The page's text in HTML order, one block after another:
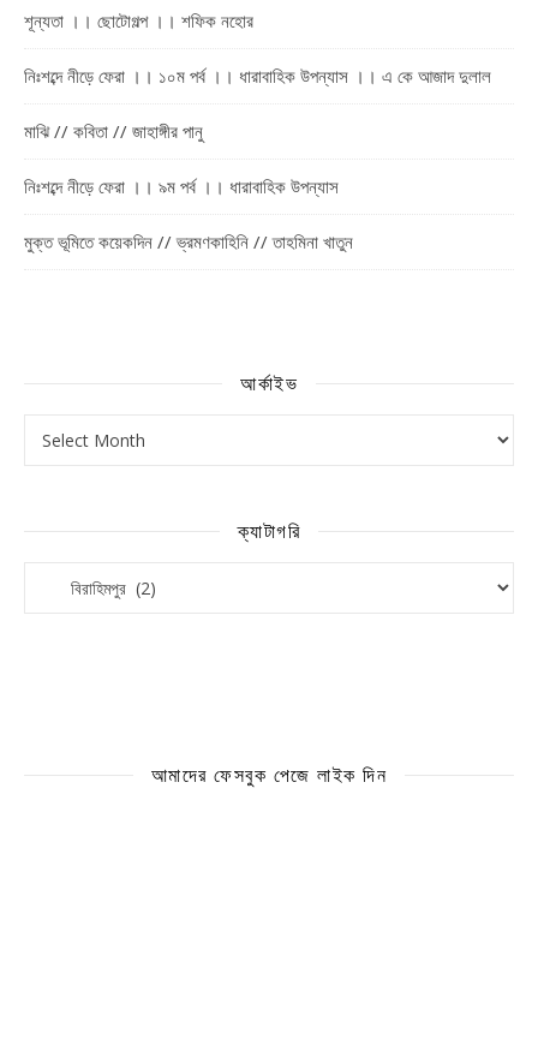
শূন্যতা ।। ছোটোগল্প ।। শফিক নহোর
নিঃশব্দে নীড়ে ফেরা ।। ১০ম পর্ব ।। ধারাবাহিক উপন্যাস ।। এ কে আজাদ দুলাল
মাঝি // কবিতা // জাহাঙ্গীর পানু
নিঃশব্দে নীড়ে ফেরা ।। ৯ম পর্ব ।। ধারাবাহিক উপন্যাস
মুক্ত ভূমিতে কয়েকদিন // ভ্রমণকাহিনি // তাহমিনা খাতুন
আর্কাইভ
ক্যাটাগরি
আমাদের ফেসবুক পেজে লাইক দিন